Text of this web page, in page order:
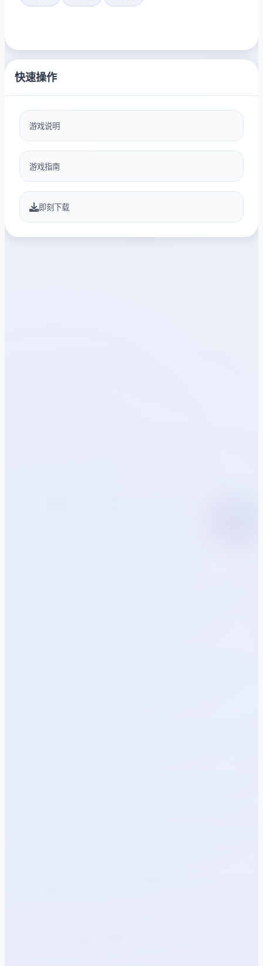
快速操作
游戏说明
游戏指南
即刻下载